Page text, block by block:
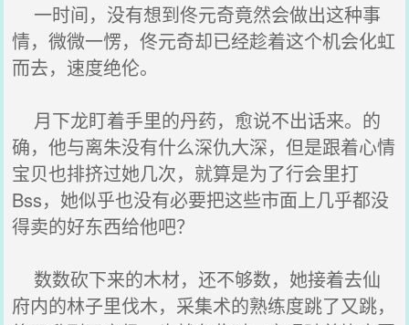
一时间，没有想到佟元奇竟然会做出这种事
情，微微一愣，佟元奇却已经趁着这个机会化虹
而去，速度绝伦。
月下龙盯着手里的丹药，愈说不出话来。的
确，他与离朱没有什么深仇大深，但是跟着心情
宝贝也排挤过她几次，就算是为了行会里打
Bss，她似乎也没有必要把这些市面上几乎都没
得卖的好东西给他吧？
数数砍下来的木材，还不够数，她接着去仙
府内的林子里伐木，采集术的熟练度跳了又跳，